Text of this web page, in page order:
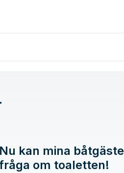
Nu kan mina
om toaletten!